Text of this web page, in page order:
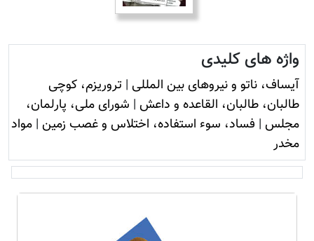
واژه های کلیدی
آيساف، ناتو و نيروهای بين المللی | تروريزم، کوچی
طالبان، طالبان، القاعده و داعش | شورای ملی، پارلمان،
مجلس | فساد، سوء استفاده، اختلاس و غصب زمين | مواد
مخدر